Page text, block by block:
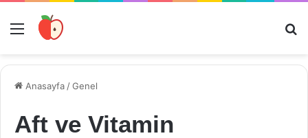
Menü
Anasayfa /Genel
Aft ve Vitamin